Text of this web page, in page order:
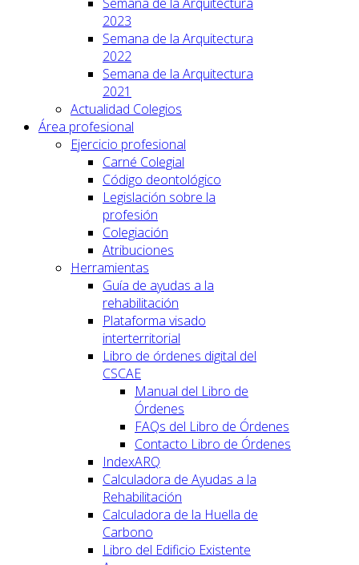
2023
Semana de la Arquitectura
2022
Semana de la Arquitectura
2021
Actualidad Colegios
Área profesional
Ejercicio profesional
Carné Colegial
Código deontológico
Legislación sobre la
profesión
Colegiación
Atribuciones
Herramientas
Guía de ayudas a la
rehabilitación
Plataforma visado
interterritorial
Libro de órdenes digital del
CSCAE
Manual del Libro de
Órdenes
FAQs del Libro de Órdenes
Contacto Libro de Órdenes
IndexARQ
Calculadora de Ayudas a la
Rehabilitación
Calculadora de la Huella de
Carbono
Libro del Edificio Existente